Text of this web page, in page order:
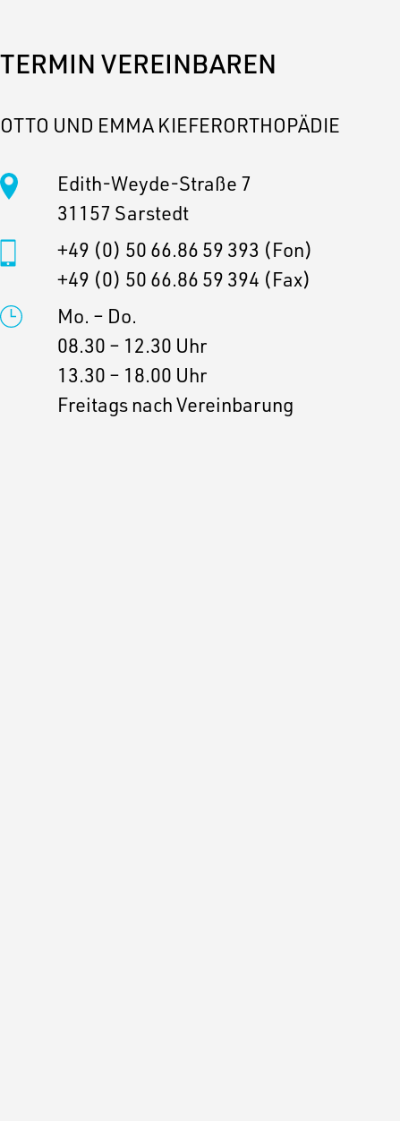
TERMIN VEREINBAREN
OTTO UND EMMA KIEFERORTHOPÄDIE
Edith-Weyde-Straße 7
31157 Sarstedt
+49 (0) 50 66.86 59 393 (Fon)
+49 (0) 50 66.86 59 394 (Fax)
Mo. – Do.
08.30 – 12.30 Uhr
13.30 – 18.00 Uhr
Freitags nach Vereinbarung